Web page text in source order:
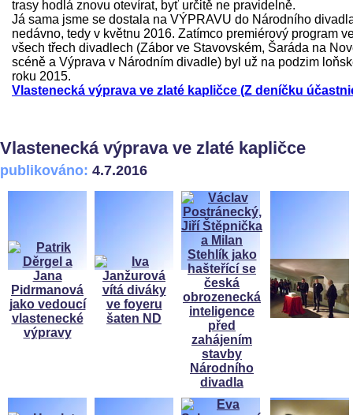
trasy hodlá znovu otevírat, byť určitě ne pravidelně.
Já sama jsme se dostala na VÝPRAVU do Národního
nedávno, tedy v květnu 2016. Zatímco premiérový program
všech třech divadlech (Zábor ve Stavovském, Šaráda na
scéně a Výprava v Národním divadle) byl už na podzim
roku 2015.
Vlastenecká výprava ve zlaté kapličce (Z deníčku
Vlastenecká výprava ve zlaté kapličce
publikováno: 4.7.2016